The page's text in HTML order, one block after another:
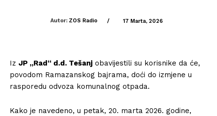
Autor: ZOS Radio / 17 Marta, 2026
Iz JP „Rad“ d.d. Tešanj obavijestili su korisnike da će,
povodom Ramazanskog bajrama, doći do izmjene u
rasporedu odvoza komunalnog otpada.
Kako je navedeno, u petak, 20. marta 2026. godine,